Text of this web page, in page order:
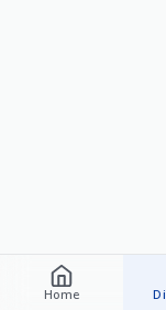
Home